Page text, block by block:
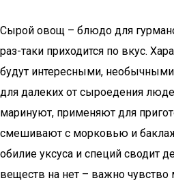
Сырой овощ – блюдо для
раз-таки приходится по вкус.
будут интересными,
для далеких от сыроедения
маринуют, применяют для
смешивают с морковью и
обилие уксуса и специй сводит
веществ на нет – важно чувство